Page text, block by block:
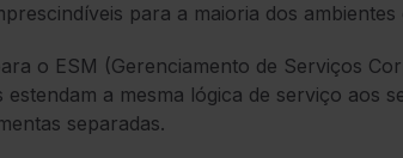
para a maioria dos ambientes
o ESM (Gerenciamento de Serviços
a mesma lógica de serviço aos
separadas.